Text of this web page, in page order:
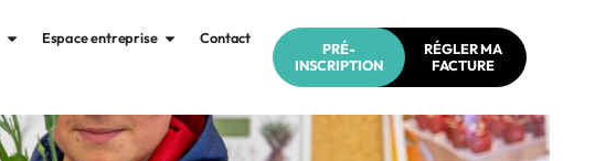
Espace entreprise Contact
PRÉ-
INSCRIPTION
RÉGLER MA
FACTURE